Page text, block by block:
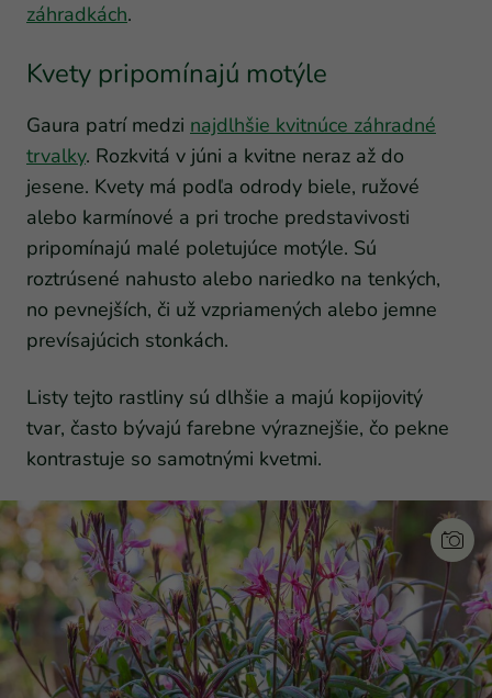
záhradkách.
Kvety pripomínajú motýle
Gaura patrí medzi najdlhšie kvitnúce záhradné
trvalky. Rozkvitá v júni a kvitne neraz až do
jesene. Kvety má podľa odrody biele, ružové
alebo karmínové a pri troche predstavivosti
pripomínajú malé poletujúce motýle. Sú
roztrúsené nahusto alebo nariedko na tenkých,
no pevnejších, či už vzpriamených alebo jemne
prevísajúcich stonkách.
Listy tejto rastliny sú dlhšie a majú kopijovitý
tvar, často bývajú farebne výraznejšie, čo pekne
kontrastuje so samotnými kvetmi.